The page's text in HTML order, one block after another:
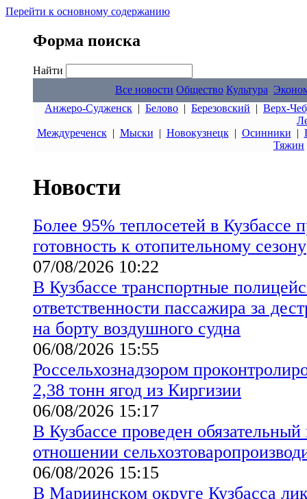
Перейти к основному содержанию
Форма поиска
Найти
Все новости Общество Культура
Анжеро-Судженск | Белово | Березовский | Верх-
Междуреченск| Мыски | Новокузнецк| Осинники |
Тяжин
Новости
Более 95% теплосетей в Кузбассе
готовность к отопительному сезону
07/08/2026 10:22
В Кузбассе транспортные
ответственности пассажира за
на борту воздушного судна
06/08/2026 15:55
Россельхознадзором
2,38 тонн ягод из Киргизии
06/08/2026 15:17
В Кузбассе проведен
отношении
06/08/2026 15:15
В Мариинском округе Кузбасса